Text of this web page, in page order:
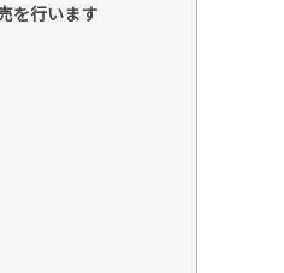
を行います